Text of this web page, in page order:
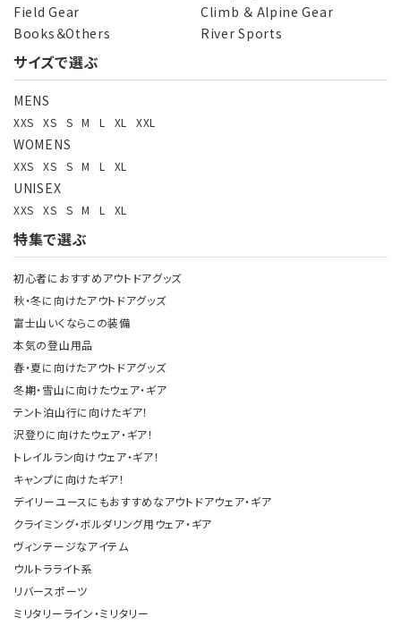
Field Gear
Climb ＆ Alpine Gear
Books＆Others
River Sports
サイズで選ぶ
MENS
XXS XS S M L XL XXL
WOMENS
XXS XS S M L XL
UNISEX
XXS XS S M L XL
特集で選ぶ
初心者におすすめアウトドアグッズ
秋・冬に向けたアウトドアグッズ
富士山いくならこの装備
本気の登山用品
春・夏に向けたアウトドアグッズ
冬期・雪山に向けたウェア・ギア
テント泊山行に向けたギア！
沢登りに向けたウェア・ギア！
トレイルラン向けウェア・ギア！
キャンプに向けたギア！
デイリーユースにもおすすめなアウトドアウェア・ギア
クライミング・ボルダリング用ウェア・ギア
ヴィンテージなアイテム
ウルトラライト系
リバースポーツ
ミリタリーライン・ミリタリー